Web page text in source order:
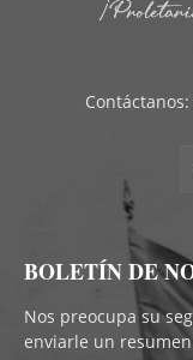
Contáctanos:
BOLETÍN DE
Nos preocupa su
enviarle un